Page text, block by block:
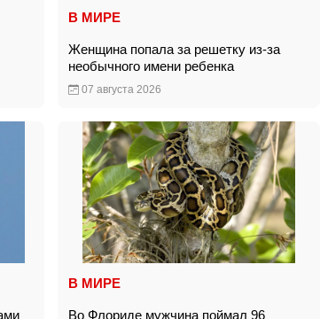
В МИРЕ
Женщина попала за решетку из-за
необычного имени ребенка
07 августа 2026
В МИРЕ
Во Флориде мужчина поймал 96